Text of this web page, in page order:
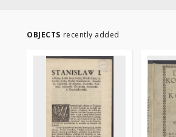
OBJECTS recently added